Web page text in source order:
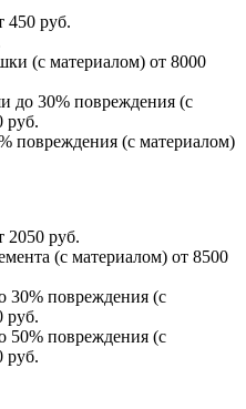
450 руб.
(с материалом) от 8000
до 30% повреждения (с
руб.
повреждения (с материалом)
2050 руб.
(с материалом) от 8500
30% повреждения (с
руб.
50% повреждения (с
руб.